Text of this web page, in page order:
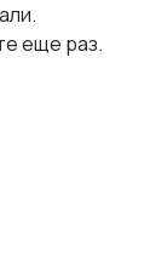
еще раз.